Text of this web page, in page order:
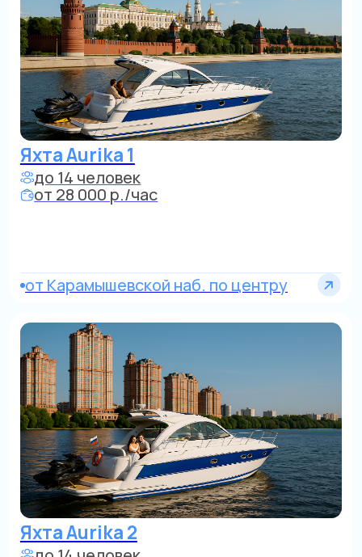
Яхта Sunseeker
до 10 человек
от 28 000 р./час
Яхта Aurika 2